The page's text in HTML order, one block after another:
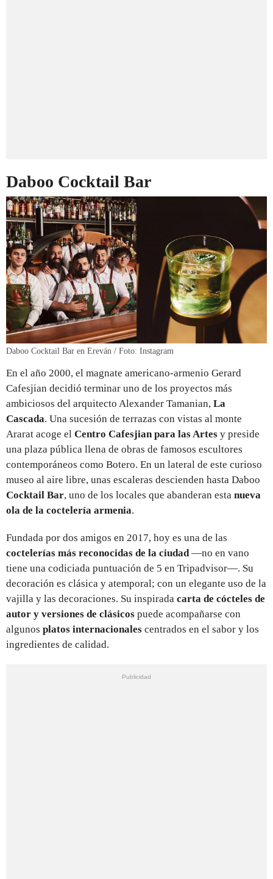
Daboo Cocktail Bar
Daboo Cocktail Bar en Ereván / Foto: Instagram
En el año 2000, el magnate americano-armenio Gerard
Cafesjian decidió terminar uno de los proyectos más
ambiciosos del arquitecto Alexander Tamanian, La
Cascada. Una sucesión de terrazas con vistas al monte
Ararat acoge el Centro Cafesjian para las Artes y preside
una plaza pública llena de obras de famosos escultores
contemporáneos como Botero. En un lateral de este curioso
museo al aire libre, unas escaleras descienden hasta Daboo
Cocktail Bar, uno de los locales que abanderan esta nueva
ola de la coctelería armenia.
Fundada por dos amigos en 2017, hoy es una de las
coctelerías más reconocidas de la ciudad —no en vano
tiene una codiciada puntuación de 5 en Tripadvisor—. Su
decoración es clásica y atemporal; con un elegante uso de la
vajilla y las decoraciones. Su inspirada carta de cócteles de
autor y versiones de clásicos puede acompañarse con
algunos platos internacionales centrados en el sabor y los
ingredientes de calidad.